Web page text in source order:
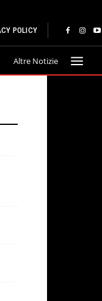
POLICY
Altre Notizie